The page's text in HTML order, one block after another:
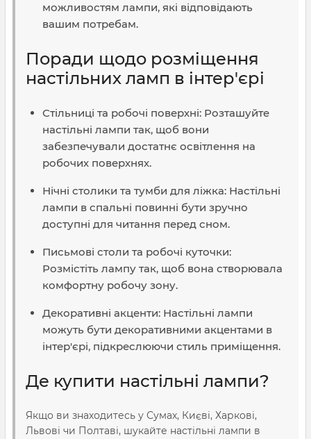
можливостям лампи, які відповідають
вашим потребам.
Поради щодо розміщення
настільних ламп в інтер'єрі
Стільниці та робочі поверхні: Розташуйте
настільні лампи так, щоб вони
забезпечували достатнє освітлення на
робочих поверхнях.
Нічні столики та тумби для ліжка: Настільні
лампи в спальні повинні бути зручно
доступні для читання перед сном.
Письмові столи та робочі куточки:
Розмістіть лампу так, щоб вона створювала
комфортну робочу зону.
Декоративні акценти: Настільні лампи
можуть бути декоративними акцентами в
інтер'єрі, підкреслюючи стиль приміщення.
Де купити настільні лампи?
Якщо ви знаходитесь у Сумах, Києві, Харкові,
Львові чи Полтаві, шукайте настільні лампи в